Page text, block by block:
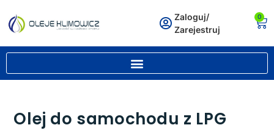
Zaloguj/
Zarejestruj
0
Olej do samochodu z LPG